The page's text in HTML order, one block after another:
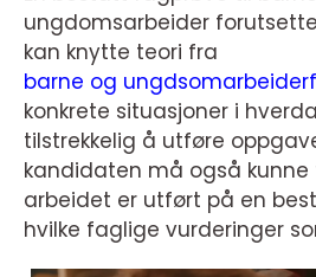
ungdomsarbeider
kan knytte teori fra
barne og
konkrete situasjoner i
tilstrekkelig å utføre
kandidaten må også kunne
arbeidet er utført på en
hvilke faglige vurderinger